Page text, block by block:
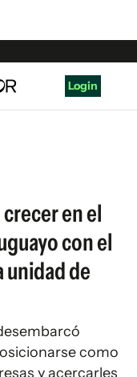
Login
en el
con el
unidad de
como
y acercarles